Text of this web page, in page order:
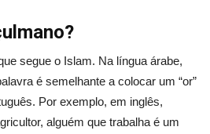
segue o Islam. Na língua árabe,
é semelhante a colocar um “or”
Por exemplo, em inglês,
alguém que trabalha é um